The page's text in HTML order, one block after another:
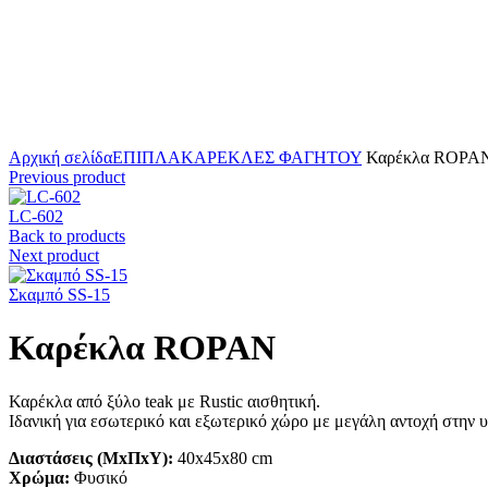
Αρχική σελίδαΕΠΙΠΛΑΚΑΡΕΚΛΕΣ ΦΑΓΗΤΟΥ Καρέκλα
Previous product
LC-602
Back to products
Next product
Σκαμπό SS-15
Καρέκλα ROPAN
Καρέκλα από ξύλο teak με Rustic αισθητική.
Ιδανική για εσωτερικό και εξωτερικό χώρο με μεγάλη αντοχή στην
Διαστάσεις (ΜxΠxΥ): 40x45x80 cm
Χρώμα: Φυσικό